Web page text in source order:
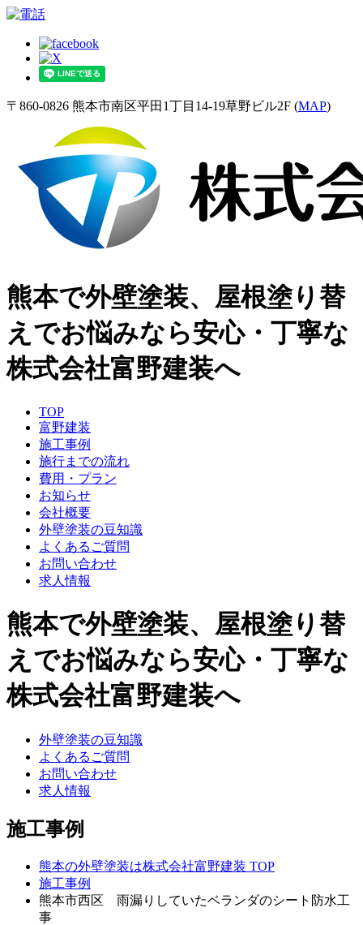
〒860-0826 熊本市南区平田1丁目14-19草野ビル2F (MAP)
熊本で外壁塗装、屋根塗り替
えでお悩みなら安心・丁寧な
株式会社富野建装へ
TOP
富野建装
施工事例
施行までの流れ
費用・プラン
お知らせ
会社概要
外壁塗装の豆知識
よくあるご質問
お問い合わせ
求人情報
熊本で外壁塗装、屋根塗り替
えでお悩みなら安心・丁寧な
株式会社富野建装へ
外壁塗装の豆知識
よくあるご質問
お問い合わせ
求人情報
施工事例
熊本の外壁塗装は株式会社富野建装 TOP
施工事例
熊本市西区 雨漏りしていたベランダのシート防水工
事